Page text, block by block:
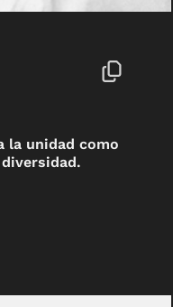
la unidad como